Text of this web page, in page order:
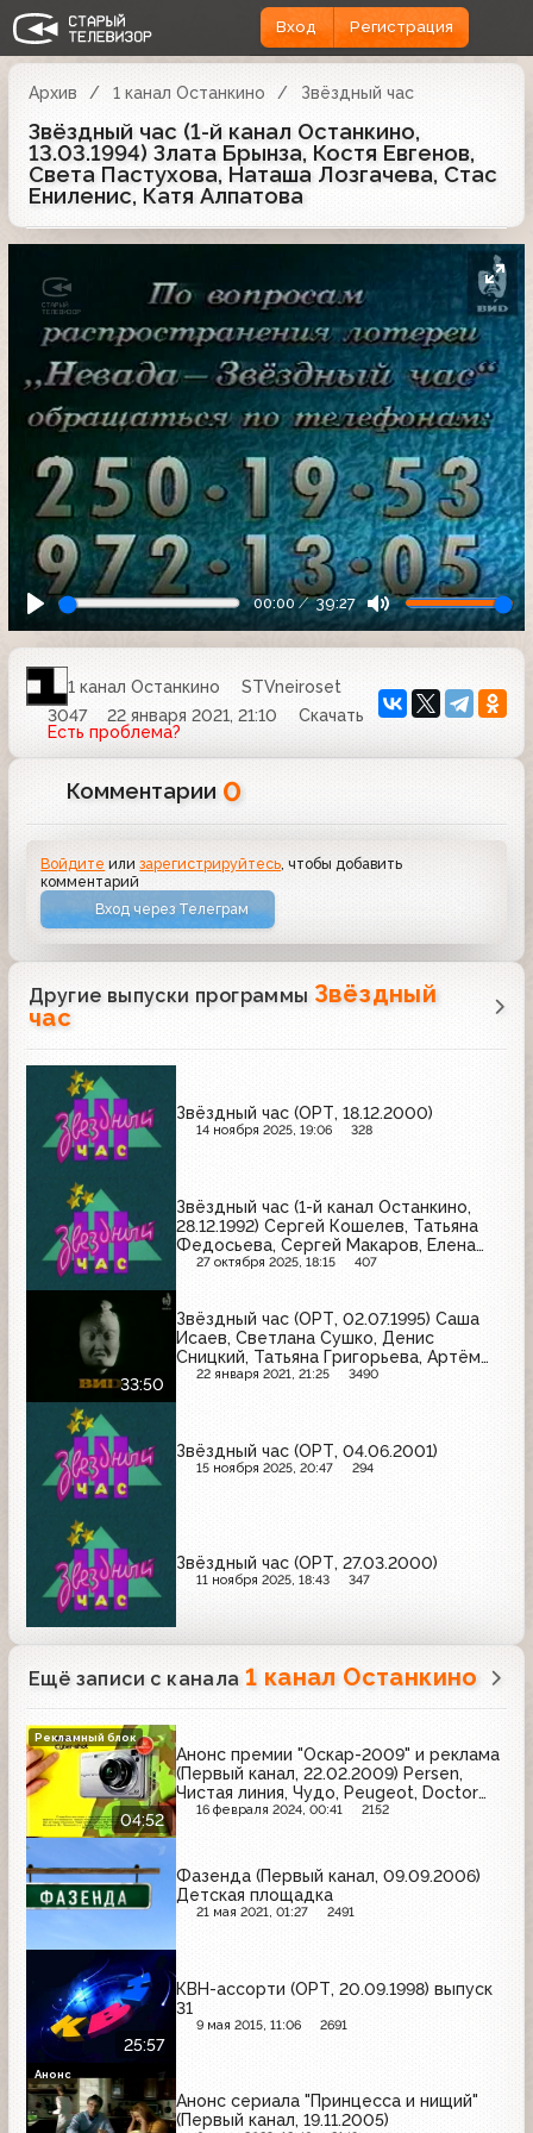
Вход Регистрация
Архив 1 канал Останкино Звёздный час
Звёздный час (1-й канал Останкино,
13.03.1994) Злата Брынза, Костя Евгенов,
Света Пастухова, Наташа Лозгачева, Стас
Ениленис, Катя Алпатова
00:00 39:27
1 канал Останкино
STVneiroset
3047
22 января 2021, 21:10
Скачать
Есть проблема?
Комментарии 0
Войдите илизарегистрируйтесь, чтобы добавить
комментарий
Вход через Телеграм
Другие выпуски программы Звёздный
час
Звёздный час (ОРТ, 18.12.2000)
14 ноября 2025, 19:06 328
Звёздный час (1-й канал Останкино,
28.12.1992) Сергей Кошелев, Татьяна
Федосьева, Сергей Макаров, Елена
Богатырёва, Александр Черников,
27 октября 2025, 18:15 407
33:50
Звёздный час (ОРТ, 02.07.1995) Саша
Исаев, Светлана Сушко, Денис
Сницкий, Татьяна Григорьева, Артём
Мамедов, Галина Ланина
22 января 2021, 21:25 3490
Звёздный час (ОРТ, 04.06.2001)
15 ноября 2025, 20:47 294
Звёздный час (ОРТ, 27.03.2000)
11 ноября 2025, 18:43 347
Ещё записи с канала 1 канал Останкино
04:52
Анонс премии "Оскар-2009" и реклама
(Первый канал, 22.02.2009) Persen,
Чистая линия, Чудо, Peugeot, Doctor
Diesel, Coldrex, Dior, Техносила,
"Береги себя"
16 февраля 2024, 00:41 2152
Рекламный блок
Фазенда (Первый канал, 09.09.2006)
Детская площадка
21 мая 2021, 01:27 2491
25:57
КВН-ассорти (ОРТ, 20.09.1998) выпуск
31
9 мая 2015, 11:06 2691
Анонс сериала "Принцесса и нищий"
(Первый канал, 19.11.2005)
Анонс